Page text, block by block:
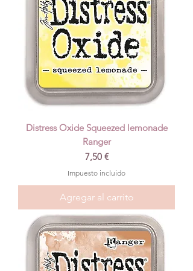
Distress Oxide Squeezed lemonade
Ranger
Precio
7,50 €
Impuesto incluido
Agregar al carrito